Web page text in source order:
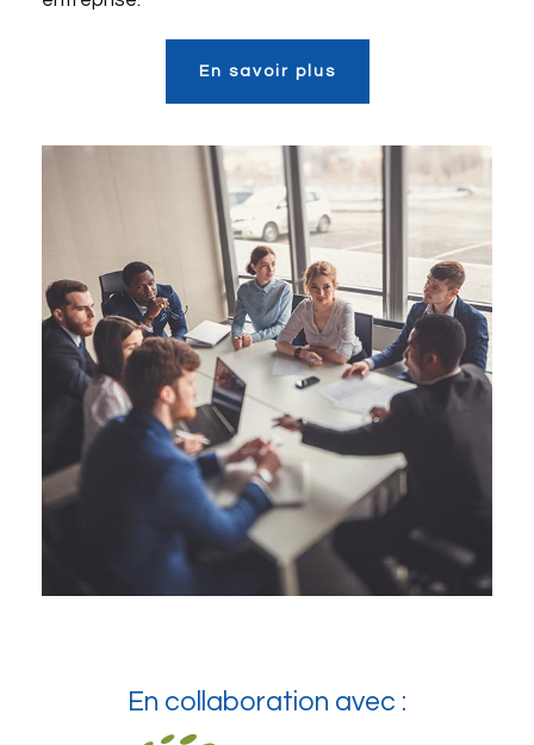
En savoir plus
En collaboration avec :